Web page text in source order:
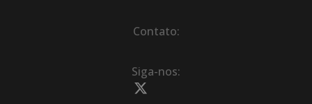
Contato:
Siga-nos: